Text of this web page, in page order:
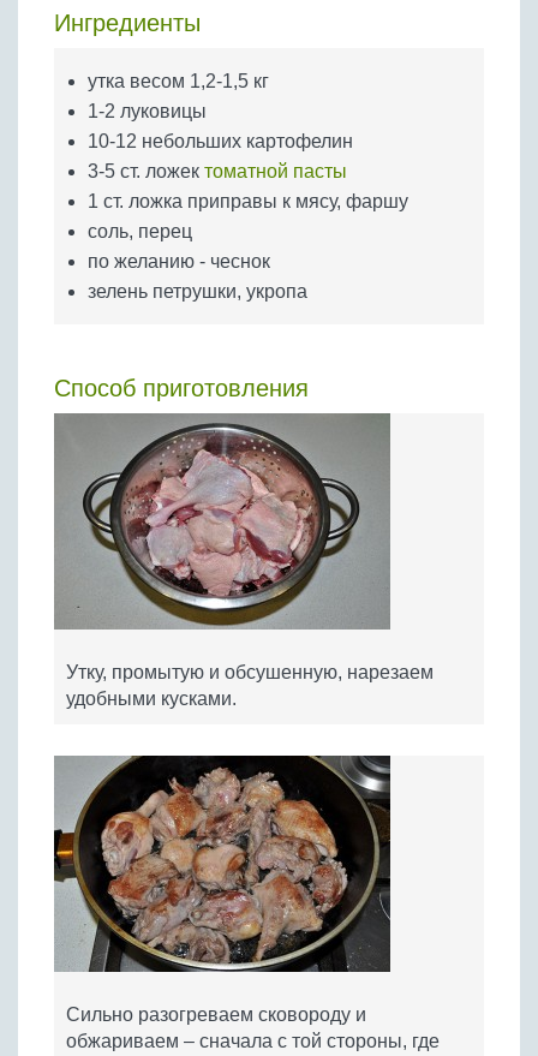
Крупы
Ингредиенты
утка весом 1,2-1,5 кг
1-2 луковицы
10-12 небольших картофелин
3-5 ст. ложек томатной пасты
1 ст. ложка приправы к мясу, фаршу
соль, перец
по желанию - чеснок
зелень петрушки, укропа
Способ приготовления
Утку, промытую и обсушенную, нарезаем
удобными кусками.
Сильно разогреваем сковороду и
обжариваем – сначала с той стороны, где